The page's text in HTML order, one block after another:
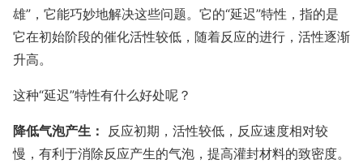
雄”，它能巧妙地解决这些问题。它的“延迟”特性，指的是
它在初始阶段的催化活性较低，随着反应的进行，活性逐渐
升高。
这种“延迟”特性有什么好处呢？
降低气泡产生：
反应初期，活性较低，反应速度相对较
慢，有利于消除反应产生的气泡，提高灌封材料的致密度。